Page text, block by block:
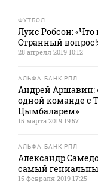
ФУТБОЛ
Луис Робсон:
Странный
28 апреля 2019 10:12
АЛЬФА-БАНК РПЛ
Андрей Аршавин:
одной команде с
Цымбаларем»
15 марта 2019 19:57
АЛЬФА-БАНК РПЛ
Александр
самый
15 февраля 2019 17:25